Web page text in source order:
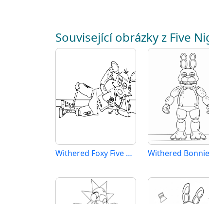
Související obrázky z Five
Withered Foxy Five Nights at Freddy’s